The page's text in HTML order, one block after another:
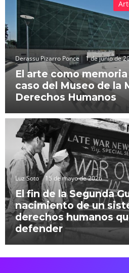
Derassu Pizarro Ponce 1 de junio de
El arte como
caso del Museo de la
Derechos Humanos
Luz Soto 15 de mayo de 2026
El fin de la Segunda
nacimiento de un
derechos humanos
defender